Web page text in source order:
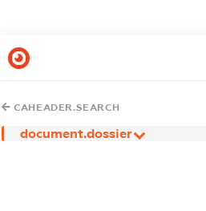
CAHEADER.SEARCH
document.dossier